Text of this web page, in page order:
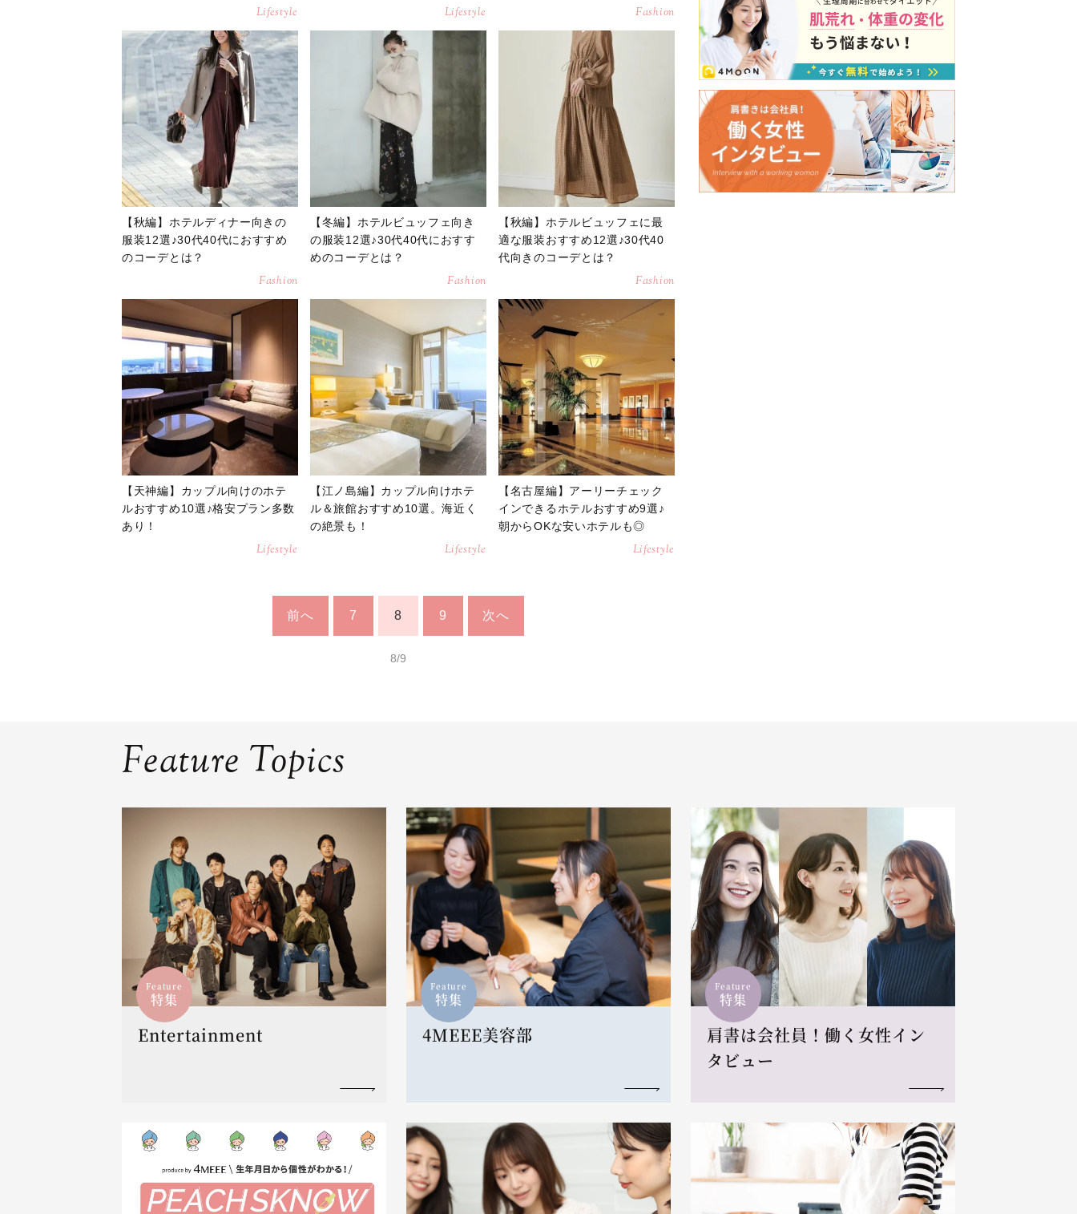
Lifestyle Lifestyle Fashion
【秋編】ホテルディナー向きの
服装12選♪30代40代におすすめ
のコーデとは？
Fashion
【冬編】ホテルビュッフェ向き
の服装12選♪30代40代におすす
めのコーデとは？
Fashion
【秋編】ホテルビュッフェに最
適な服装おすすめ12選♪30代40
代向きのコーデとは？
Fashion
【天神編】カップル向けのホテ
ルおすすめ10選♪格安プラン多数
あり！
Lifestyle
【江ノ島編】カップル向けホテ
ル＆旅館おすすめ10選。海近く
の絶景も！
Lifestyle
【名古屋編】アーリーチェック
インできるホテルおすすめ9選♪
朝からOKな安いホテルも◎
Lifestyle
前へ 7 8 9 次へ
8/9
Feature Topics
Feature
特集
Entertainment
Feature
特集
4MEEE美容部
Feature
特集
肩書は会社員！働く女性イン
タビュー